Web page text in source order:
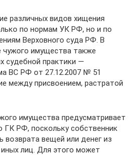
различных видов хищения
по нормам УК РФ, но и по
Верховного суда РФ. В
чужого имущества также
судебной практики —
ВС РФ от 27.12.2007 № 51
между присвоением, растратой
имущества предусматривает
ГК РФ, поскольку собственник
возврата вещей или денег из
лиц. Для этого может